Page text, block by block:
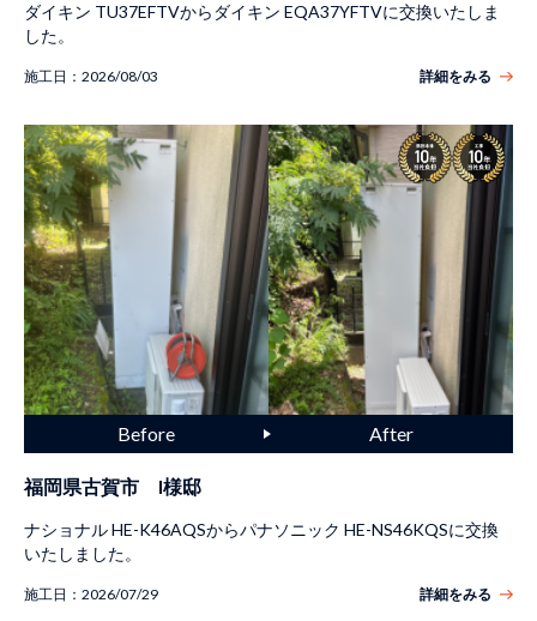
ダイキン TU37EFTVからダイキン EQA37YFTVに交換いたしま
した。
施工日： 2026/08/03 詳細をみる
福岡県古賀市 I様邸
ナショナル HE-K46AQSからパナソニック HE-NS46KQSに交換
いたしました。
施工日： 2026/07/29 詳細をみる